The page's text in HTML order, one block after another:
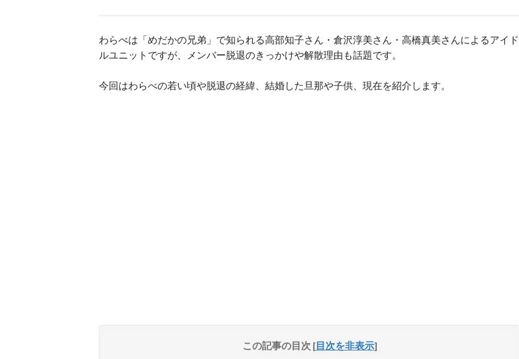
わらべは「めだかの兄弟」で知られる高部知子さん・倉沢淳美さん・高橋真美さんによるアイド
ルユニットですが、メンバー脱退のきっかけや解散理由も話題です。
今回はわらべの若い頃や脱退の経緯、結婚した旦那や子供、現在を紹介します。
この記事の目次 [目次を非表示]